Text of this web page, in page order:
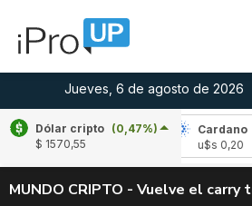
Jueves, 6 de agosto de 2026
Dólar cripto (0,47%)
$ 1570,55
(-2,26%)
Cardano
(5,01%)
MUNDO CRIPTO - Vuelve el